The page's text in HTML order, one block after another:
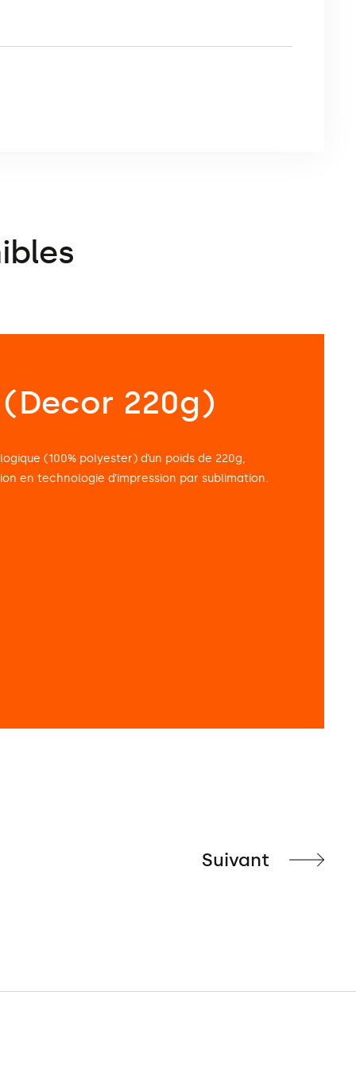
d’impression et du matériau SANS PVC, le pop-
220g)
(100% polyester) d’un poids de 220g,
en technologie d’impression par sublimation.
Suivant